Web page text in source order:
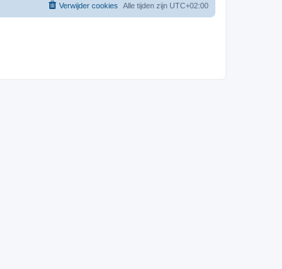
Alle tijden zijn UTC+02:00
Verwijder cookies